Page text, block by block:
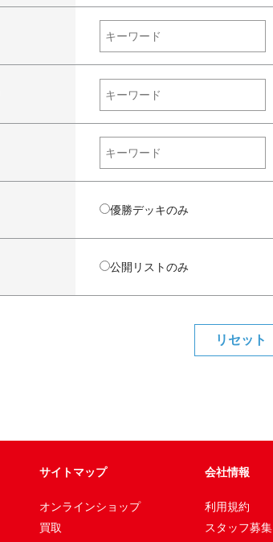
優勝デッキのみ
公開リストのみ
サイトマップ
オンラインショップ
買取
会社情報
利用規約
スタッフ募集